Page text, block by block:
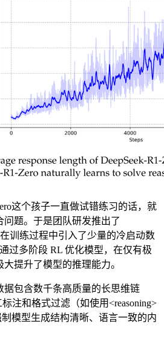
这个孩子一直做试错练习的话，就
题。于是团队研发推出了
训练过程中引入了少量的冷启动数
过多阶段 RL 优化模型，在仅有极
提升了模型的推理能力。
包含数千条高质量的长思维链
注和格式过滤（如使用<reasoning>
制模型生成结构清晰、语言一致的内